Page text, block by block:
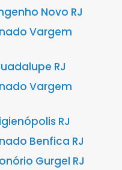
Novo RJ
Vargem
RJ
Vargem
RJ
Benfica RJ
Gurgel RJ